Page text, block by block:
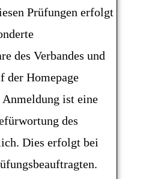
Prüfungen erfolgt
des Verbandes und
der Homepage
ist eine
des
Dies erfolgt bei